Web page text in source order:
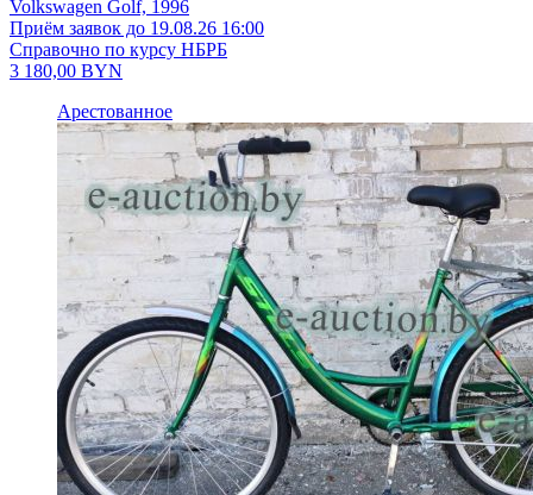
Volkswagen Golf, 1996
Приём заявок до 19.08.26 16:00
Справочно по курсу НБРБ
3 180,00 BYN
Арестованное